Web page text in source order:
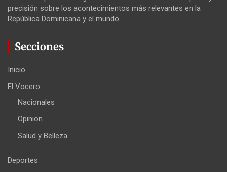
precisión sobre los acontecimientos más relevantes en la
República Dominicana y el mundo.
Secciones
Inicio
El Vocero
Nacionales
Opinion
Salud y Belleza
Deportes